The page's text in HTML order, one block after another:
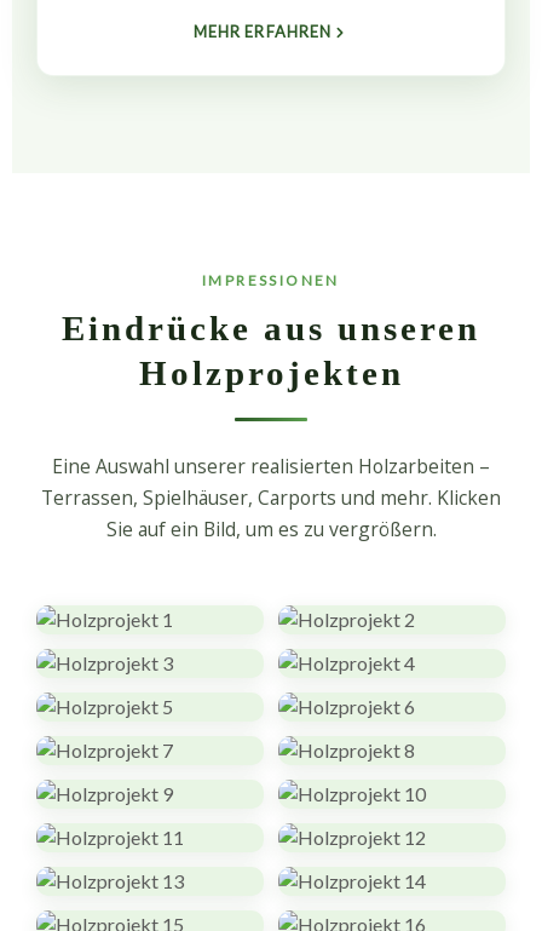
MEHR ERFAHREN
IMPRESSIONEN
Eindrücke aus unseren
Holzprojekten
Eine Auswahl unserer realisierten Holzarbeiten –
Terrassen, Spielhäuser, Carports und mehr. Klicken
Sie auf ein Bild, um es zu vergrößern.